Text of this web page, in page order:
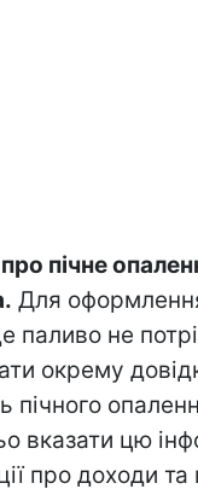
пічне
Для
паливо не
окрему
пічного
вказати цю
про доходи та